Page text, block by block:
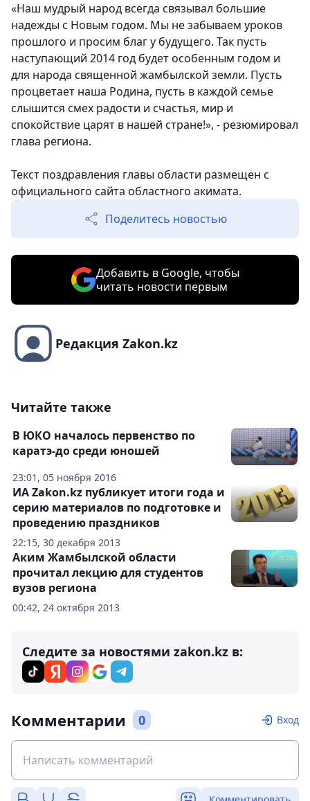
«Наш мудрый народ всегда связывал большие
надежды с Новым годом. Мы не забываем уроков
прошлого и просим благ у будущего. Так пусть
наступающий 2014 год будет особенным годом и
для народа священной жамбылской земли. Пусть
процветает наша Родина, пусть в каждой семье
слышится смех радости и счастья, мир и
спокойствие царят в нашей стране!», - резюмировал
глава региона.
Текст поздравления главы области размещен с
официального сайта областного акимата.
Поделитесь новостью
Добавить в Google, чтобы
читать новости первым
Редакция Zakon.kz
Читайте также
23:01, 05 ноября 2016
В ЮКО началось первенство по
каратэ-до среди юношей
22:15, 30 декабря 2013
ИА Zakon.kz публикует итоги года и
серию материалов по подготовке и
проведению праздников
00:42, 24 октября 2013
Аким Жамбылской области
прочитал лекцию для студентов
вузов региона
Следите за новостями zakon.kz в:
Комментарии 0 Вход